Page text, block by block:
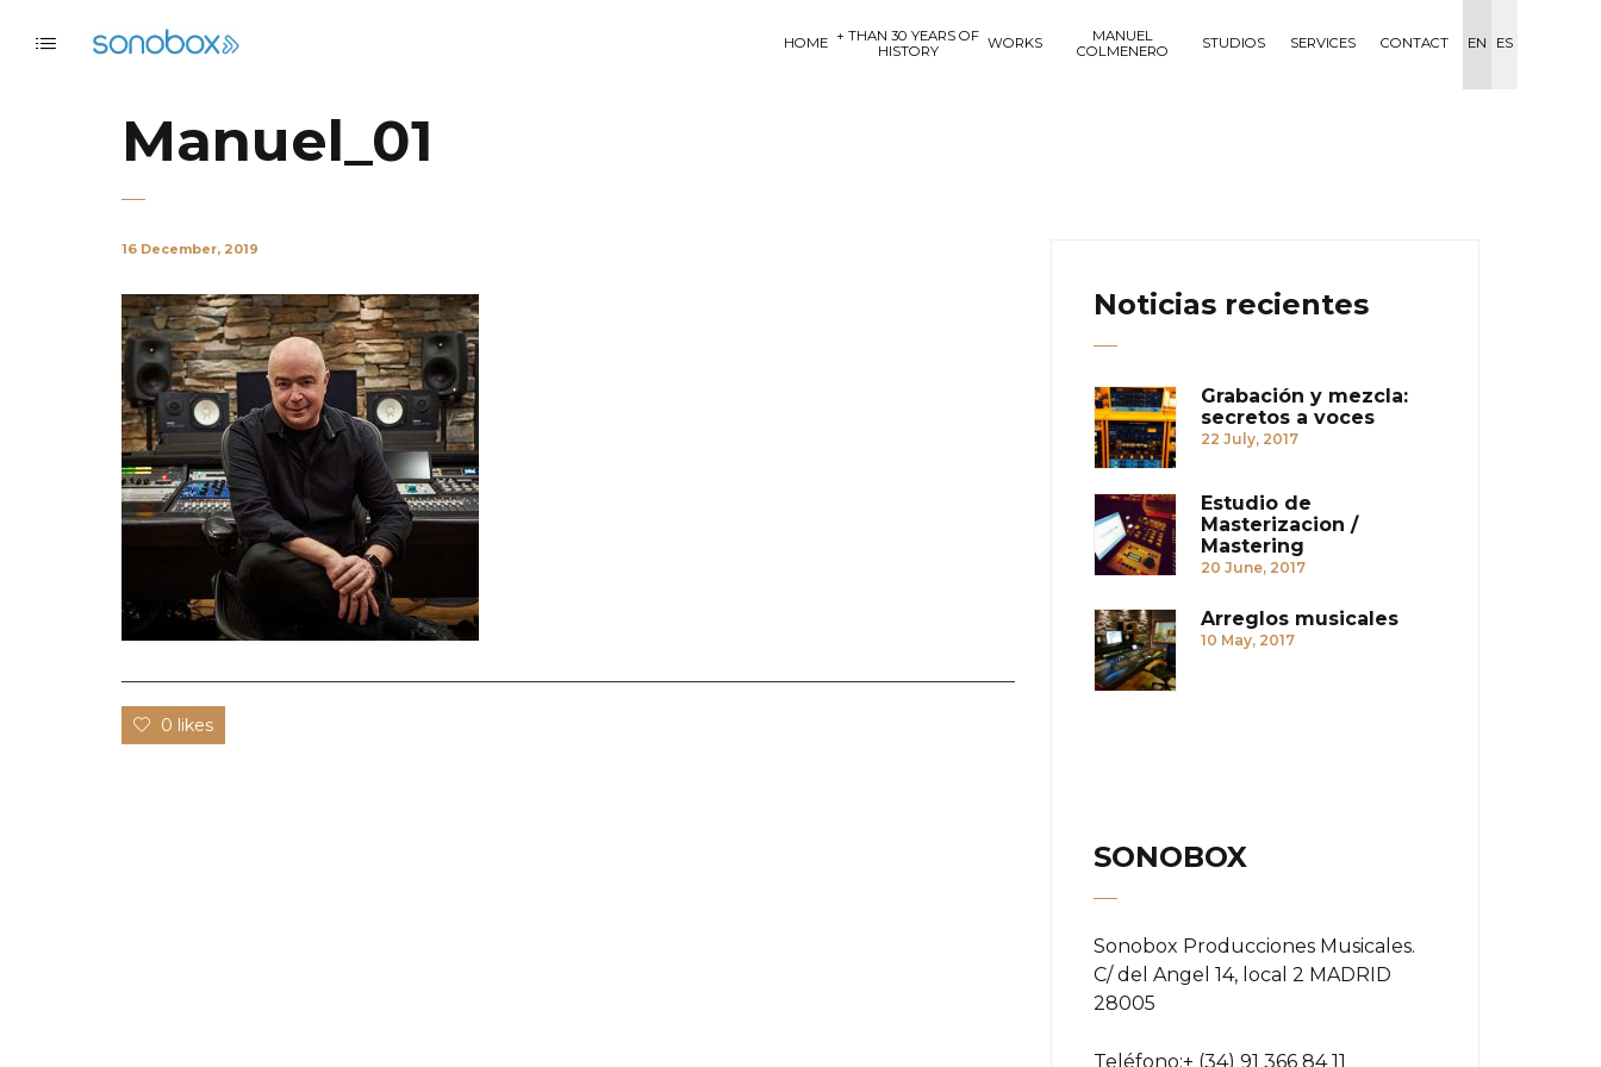
HOME + THAN 30 YEARS OF
HISTORY
WORKS
MANUEL
COLMENERO
STUDIOS SERVICES CONTACT EN ES
Manuel_01
16 December, 2019
0 likes
Noticias recientes
Grabación y mezcla:
secretos a voces
22 July, 2017
Estudio de
Masterizacion /
Mastering
20 June, 2017
Arreglos musicales
10 May, 2017
SONOBOX
Sonobox Producciones Musicales.
C/ del Angel 14, local 2 MADRID
28005
Teléfono:+ (34) 91 366 84 11